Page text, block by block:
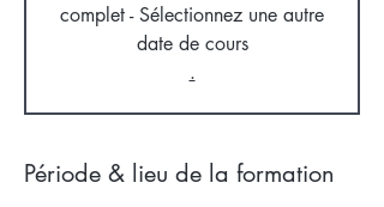
complet - Sélectionnez une autre
date de cours
.
Période & lieu de la formation